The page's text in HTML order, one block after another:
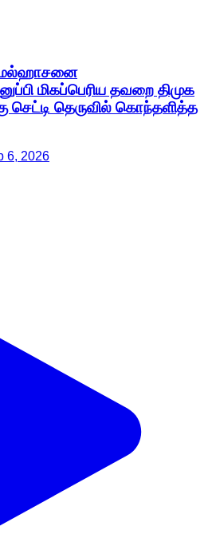
மிகப்பெரிய தவறை திமுக
செட்டி தெருவில் கொந்தளித்த
6, 2026